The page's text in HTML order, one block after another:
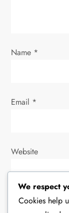
Name *
Email *
Website
Save my
We respect
Cookies help